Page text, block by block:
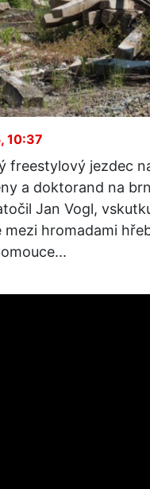
10:37
freestylový jezdec
a doktorand na
Jan Vogl,
hromadami